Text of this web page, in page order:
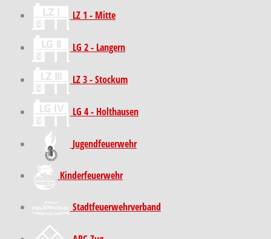
LZ 1 - Mitte
LG 2 - Langern
LZ 3 - Stockum
LG 4 - Holthausen
Jugendfeuerwehr
Kinder­feuer­wehr
Stadt­feuer­wehr­verband